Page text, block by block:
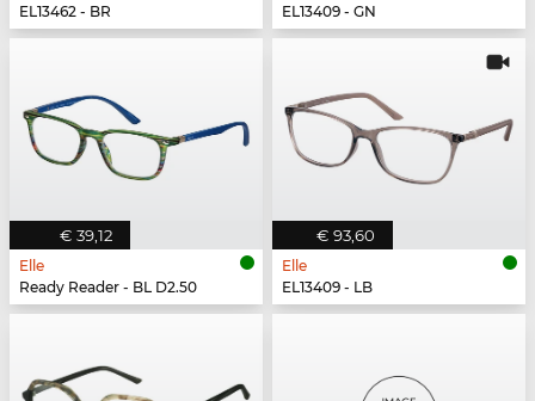
EL13462 - BR
EL13409 - GN
€ 39,12
Elle
Ready Reader - BL D2.50
€ 93,60
Elle
EL13409 - LB